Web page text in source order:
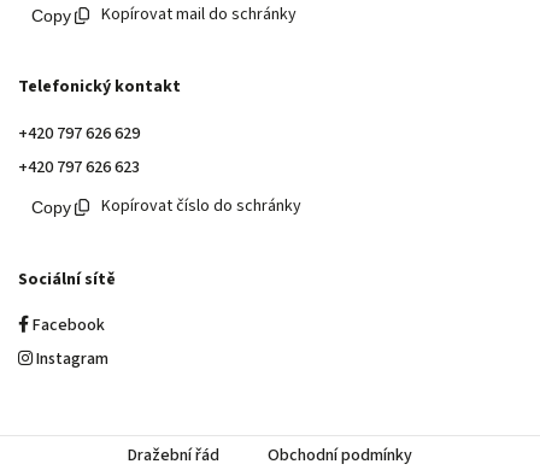
Kopírovat mail do schránky
Telefonický kontakt
+420 797 626 629
+420 797 626 623
Kopírovat číslo do schránky
Sociální sítě
Facebook
Instagram
Dražební řád Obchodní podmínky